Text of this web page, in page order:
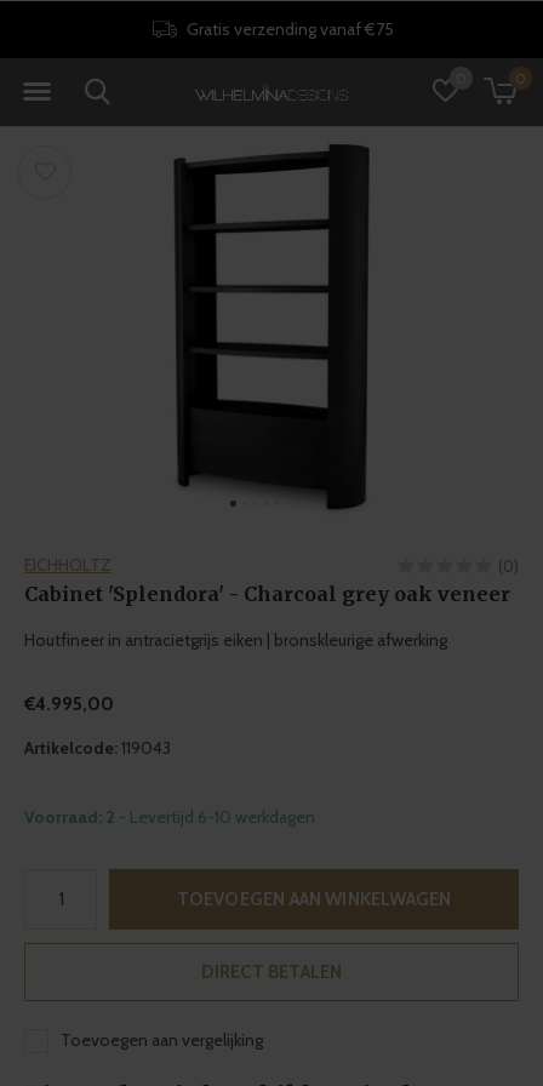
0
Gratis verzending vanaf €75
EICHHOLTZ (0)
Cabinet 'Splendora' - Charcoal grey oak veneer
Houtfineer in antracietgrijs eiken | bronskleurige afwerking
€4.995,00
Artikelcode:119043
Voorraad: 2 - Levertijd 6-10 werkdagen
TOEVOEGEN AAN WINKELWAGEN
DIRECT BETALEN
Toevoegen aan vergelijking